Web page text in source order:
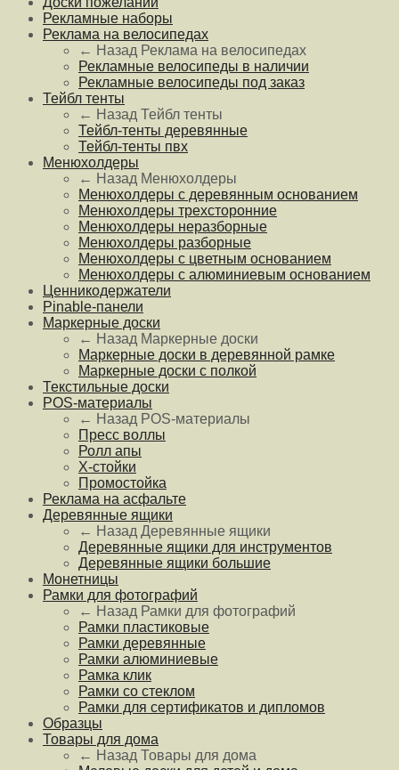
Рекламные наборы
Реклама на велосипедах
← Назад Реклама на велосипедах
Рекламные велосипеды в наличии
Рекламные велосипеды под заказ
Тейбл тенты
← Назад Тейбл тенты
Тейбл-тенты деревянные
Тейбл-тенты пвх
Менюхолдеры
← Назад Менюхолдеры
Менюхолдеры с деревянным основанием
Менюхолдеры трехсторонние
Менюхолдеры неразборные
Менюхолдеры разборные
Менюхолдеры с цветным основанием
Менюхолдеры с алюминиевым основанием
Ценникодержатели
Pinable-панели
Маркерные доски
← Назад Маркерные доски
Маркерные доски в деревянной рамке
Маркерные доски с полкой
Текстильные доски
POS-материалы
← Назад POS-материалы
Пресс воллы
Ролл апы
Х-стойки
Промостойка
Реклама на асфальте
Деревянные ящики
← Назад Деревянные ящики
Деревянные ящики для инструментов
Деревянные ящики большие
Монетницы
Рамки для фотографий
← Назад Рамки для фотографий
Рамки пластиковые
Рамки деревянные
Рамки алюминиевые
Рамка клик
Рамки со стеклом
Рамки для сертификатов и дипломов
Образцы
Товары для дома
← Назад Товары для дома